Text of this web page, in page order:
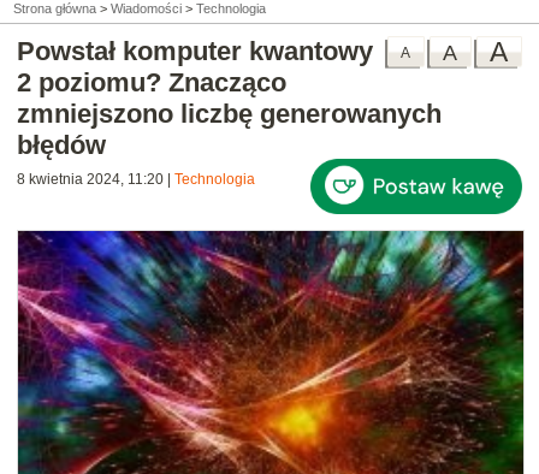
Strona główna > Wiadomości > Technologia
A
A
A
Powstał komputer kwantowy
2 poziomu? Znacząco
zmniejszono liczbę generowanych
błędów
8 kwietnia 2024, 11:20 Technologia